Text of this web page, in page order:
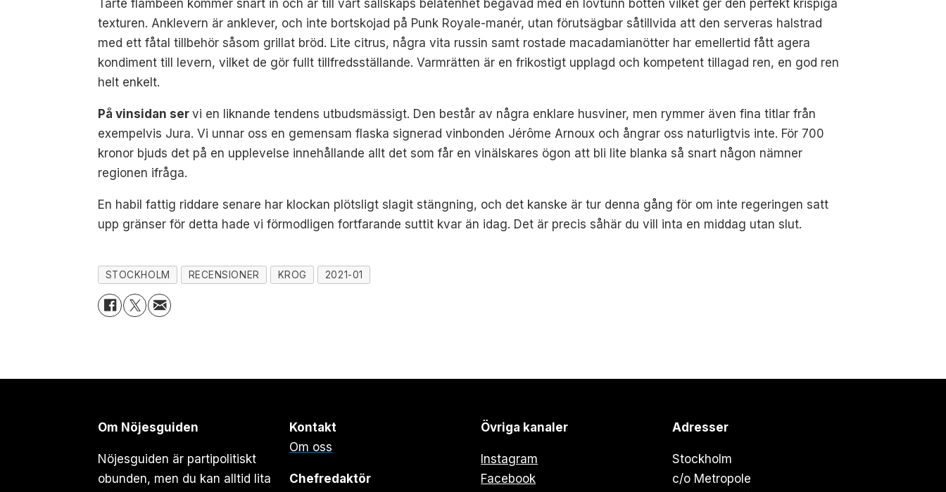
Tarte flambéen kommer snart in och är till vårt sällskaps belåtenhet begåvad med en lövtunn botten vilket ger den perfekt krispiga
texturen. Anklevern är anklever, och inte bortskojad på Punk Royale-manér, utan förutsägbar såtillvida att den serveras halstrad
med ett fåtal tillbehör såsom grillat bröd. Lite citrus, några vita russin samt rostade macadamianötter har emellertid fått agera
kondiment till levern, vilket de gör fullt tillfredsställande. Varmrätten är en frikostigt upplagd och kompetent tillagad ren, en god ren
helt enkelt.
På vinsidan servi en liknande tendens utbudsmässigt. Den består av några enklare husviner, men rymmer även fina titlar från
exempelvis Jura. Vi unnar oss en gemensam flaska signerad vinbonden Jérôme Arnoux och ångrar oss naturligtvis inte. För 700
kronor bjuds det på en upplevelse innehållande allt det som får en vinälskares ögon att bli lite blanka så snart någon nämner
regionen ifråga.
En habil fattig riddare senare har klockan plötsligt slagit stängning, och det kanske är tur denna gång för om inte regeringen satt
upp gränser för detta hade vi förmodligen fortfarande suttit kvar än idag. Det är precis såhär du vill inta en middag utan slut.
STOCKHOLM RECENSIONER KROG 2021-01
Om Nöjesguiden
Nöjesguiden är partipolitiskt
obunden, men du kan alltid lita
Kontakt
Om oss
Chefredaktör
Övriga kanaler
Instagram
Facebook
Adresser
Stockholm
c/o Metropole